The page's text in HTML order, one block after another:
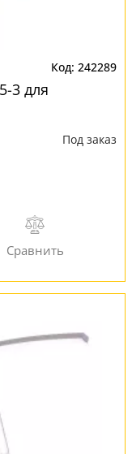
242289
3 для
Под заказ